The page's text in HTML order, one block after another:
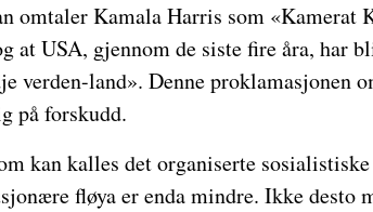
omtaler Kamala Harris som «Kamerat
at USA, gjennom de siste fire åra, har
verden-land». Denne proklamasjonen
på forskudd.
kan kalles det organiserte
fløya er enda mindre. Ikke desto